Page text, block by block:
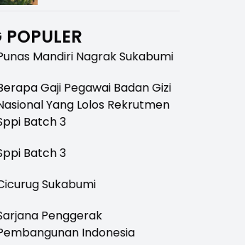
Relokasi
Mandiri Nagrak Sukabumi
Gaji Pegawai Badan Gizi
Yang Lolos Rekrutmen
Batch 3
Batch 3
Sukabumi
Penggerak
Indonesia